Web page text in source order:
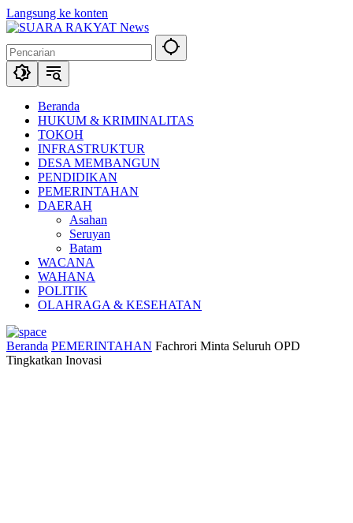
Langsung ke konten
Beranda
HUKUM & KRIMINALITAS
TOKOH
INFRASTRUKTUR
DESA MEMBANGUN
PENDIDIKAN
PEMERINTAHAN
DAERAH
Asahan
Seruyan
Batam
WACANA
WAHANA
POLITIK
OLAHRAGA & KESEHATAN
Beranda PEMERINTAHAN Fachrori Minta Seluruh OPD
Tingkatkan Inovasi